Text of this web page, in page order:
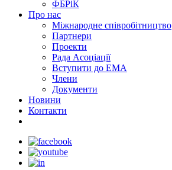
ФБРіК
Про нас
Міжнародне співробітництво
Партнери
Проекти
Рада Асоціації
Вступити до ЕМА
Члени
Документи
Новини
Контакти